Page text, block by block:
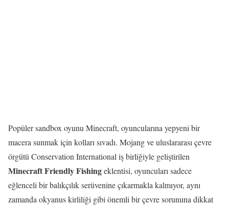
Popüler sandbox oyunu Minecraft, oyuncularına yepyeni bir
macera sunmak için kolları sıvadı. Mojang ve uluslararası çevre
örgütü Conservation International iş birliğiyle geliştirilen
Minecraft Friendly Fishingeklentisi, oyuncuları sadece
eğlenceli bir balıkçılık serüvenine çıkarmakla kalmıyor, aynı
zamanda okyanus kirliliği gibi önemli bir çevre sorununa dikkat